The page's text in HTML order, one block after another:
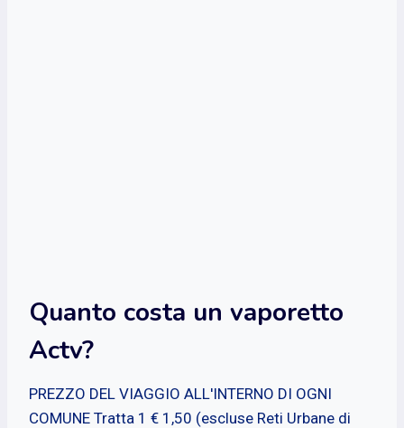
Quanto costa un vaporetto
Actv?
PREZZO DEL VIAGGIO ALL'INTERNO DI OGNI
COMUNE Tratta 1 € 1,50 (escluse Reti Urbane di